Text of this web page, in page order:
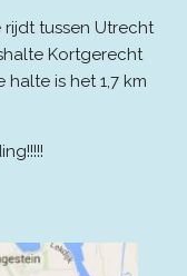
rijdt tussen Utrecht
Kortgerecht
is het 1,7 km